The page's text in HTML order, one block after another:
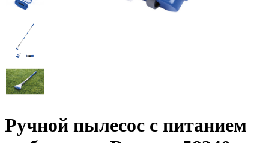
Ручной пылесос с питанием